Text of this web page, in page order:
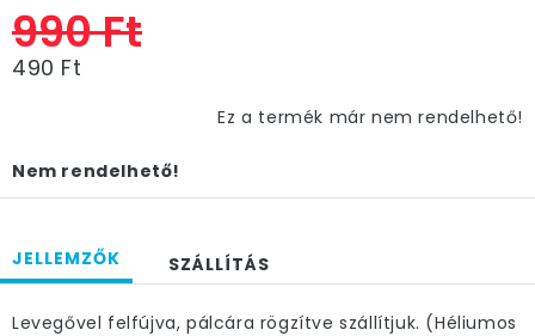
990 Ft
490 Ft
Ez a termék már nem rendelhető!
Nem rendelhető!
JELLEMZŐK SZÁLLÍTÁS
Levegővel felfújva, pálcára rögzítve szállítjuk. (Héliumos